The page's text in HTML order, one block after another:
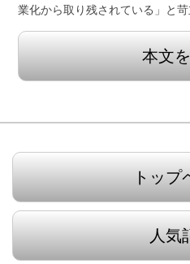
業化から取り残されている」と苛
本文
トップ
人気